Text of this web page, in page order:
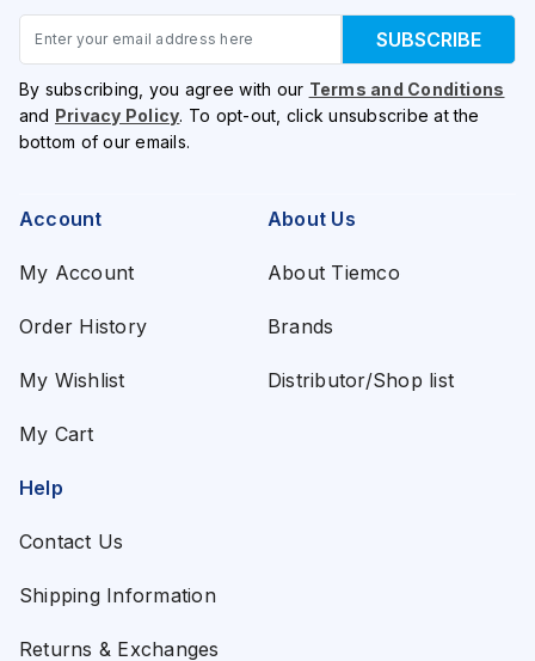
SUBSCRIBE
By subscribing, you agree with our Terms and Conditions
and Privacy Policy. To opt-out, click unsubscribe at the
bottom of our emails.
Account
My Account
Order History
My Wishlist
My Cart
About Us
About Tiemco
Brands
Distributor/Shop list
Help
Contact Us
Shipping Information
Returns & Exchanges